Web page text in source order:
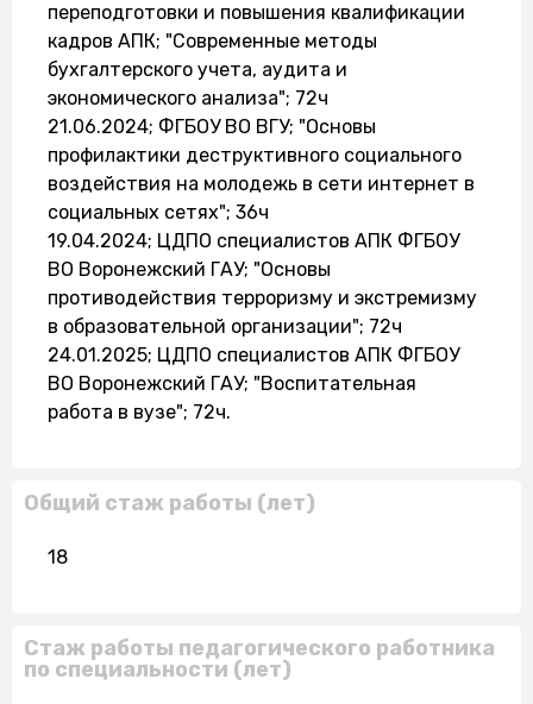
переподготовки и повышения квалификации
кадров АПК; "Современные методы
бухгалтерского учета, аудита и
экономического анализа"; 72ч
21.06.2024; ФГБОУ ВО ВГУ; "Основы
профилактики деструктивного социального
воздействия на молодежь в сети интернет в
социальных сетях"; 36ч
19.04.2024; ЦДПО специалистов АПК ФГБОУ
ВО Воронежский ГАУ; "Основы
противодействия терроризму и экстремизму
в образовательной организации"; 72ч
24.01.2025; ЦДПО специалистов АПК ФГБОУ
ВО Воронежский ГАУ; "Воспитательная
работа в вузе"; 72ч.
Общий стаж работы (лет)
18
Стаж работы педагогического работника
по специальности (лет)